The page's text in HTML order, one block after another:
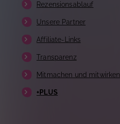
Rezensionsablauf
Unsere Partner
Affiliate-Links
Transparenz
Mitmachen und mitwirken
+PLUS